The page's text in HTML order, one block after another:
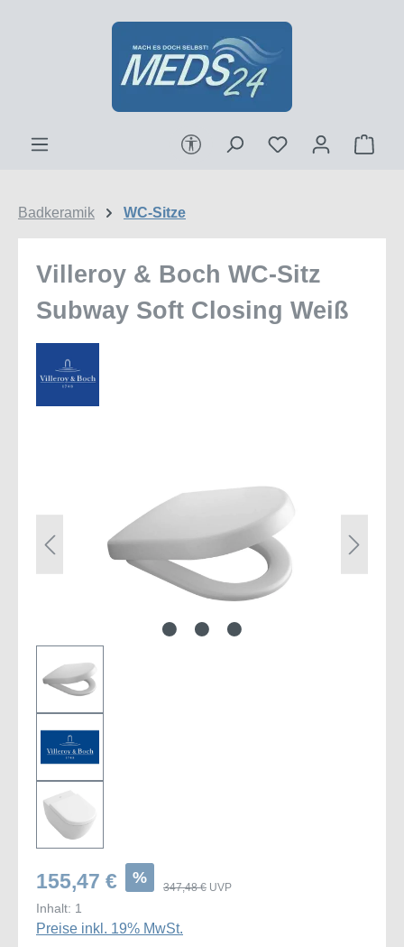
Zum Hauptinhalt springen
Werkzeugleiste anzeigen
Badkeramik WC-Sitze
Villeroy & Boch WC-Sitz
Subway Soft Closing Weiß
155,47 € %
347,48 € UVP
Inhalt: 1
Preise inkl. 19% MwSt.